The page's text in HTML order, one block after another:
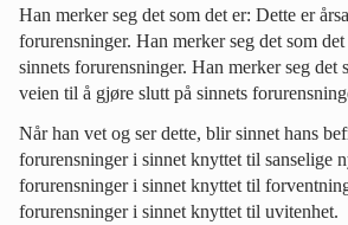
Han merker seg det som det er: Dette er
forurensninger. Han merker seg det som
sinnets forurensninger. Han merker seg det
veien til å gjøre slutt på sinnets
Når han vet og ser dette, blir sinnet hans
forurensninger i sinnet knyttet til sanselige
forurensninger i sinnet knyttet til
forurensninger i sinnet knyttet til uvitenhet.